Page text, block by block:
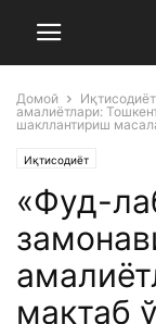
Домой Иқтисодиёт
амалиётлари:
шакллантириш
Иқтисодиёт
«Фуд-
мактаб